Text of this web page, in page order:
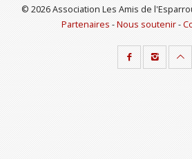
© 2026 Association Les Amis de
Partenaires -Nous soutenir-